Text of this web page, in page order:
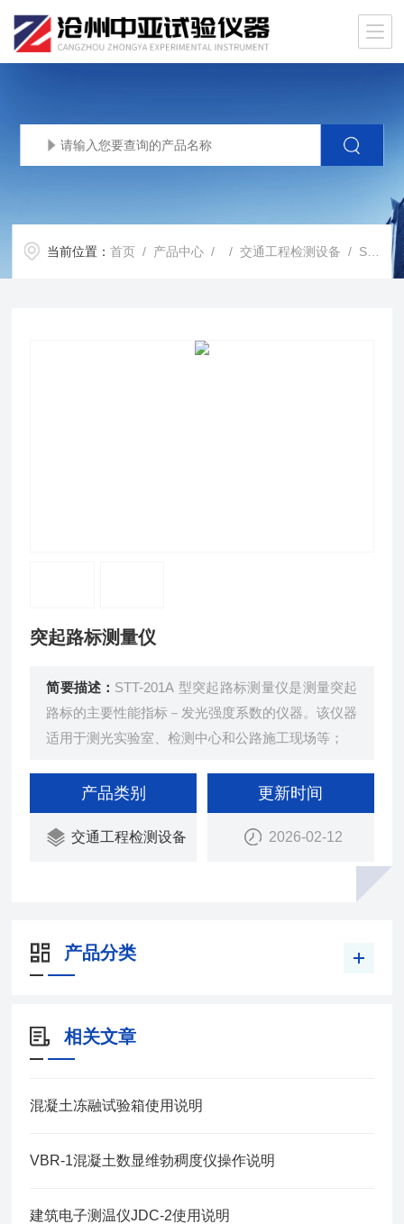
当前位置：首页 / 产品中心 / /交通工程检测设备 / STT-201A突起路标测量仪
突起路标测量仪
简要描述： STT-201A 型突起路标测量仪是测量突起
路标的主要性能指标－发光强度系数的仪器。该仪器
适用于测光实验室、检测中心和公路施工现场等；
产品类别
交通工程检测设备
更新时间
2026-02-12
产品分类
相关文章
混凝土冻融试验箱使用说明
VBR-1混凝土数显维勃稠度仪操作说明
建筑电子测温仪JDC-2使用说明